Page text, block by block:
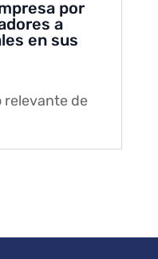
por
a
en sus
relevante de